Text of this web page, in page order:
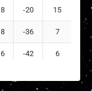
-20 15
-36 7
-42 6